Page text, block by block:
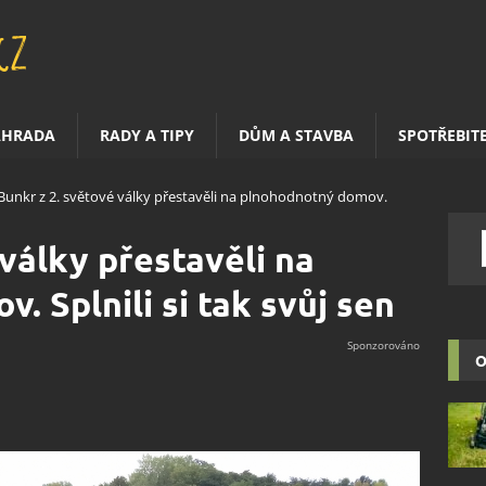
RADY A TIPY DŮM A STAVBA
z 2. světové války přestavěli na plnohodnotný domov.
přestavěli na
Splnili si tak svůj sen